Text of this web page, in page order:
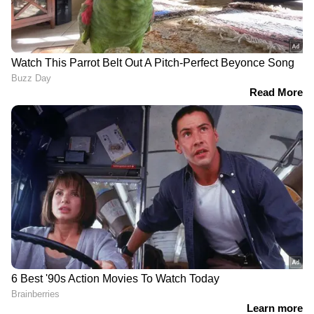
Related Articles
ട്രംപിന്റെ കള്ളം പൊളിഞ്ഞു, വീണത് യു
School Attack
ഇറാൻ സ്കൂളിലെ 175 പേരെ കൊന്നത്
യുഎസ് തന്നെ! | Iran School Bombing
DOWNLOAD APP
RECOMMENDED STORIES